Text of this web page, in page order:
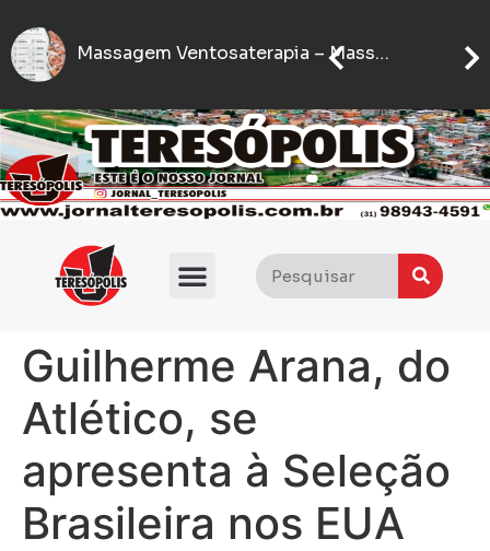
Se IFMG abre inscrições para processo seletivo com quase 5 mil vagas gratuitasFlávio Bolsonaro anuncia quem será seu vice nas eleições presidenciais de 2026
Guilherme Arana, do
Atlético, se
apresenta à Seleção
Brasileira nos EUA